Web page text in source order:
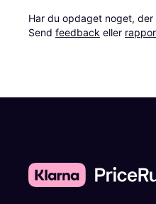
Har du opdaget noget,
Send feedback eller